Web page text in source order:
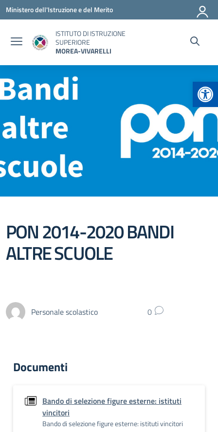
Vai ai contenuti
Vai al menu di navigazione
Vai al footer
Ministero dell'Istruzione e del Merito
ISTITUTO DI ISTRUZIONE
SUPERIORE
MOREA-VIVARELLI
PON 2014-2020 BANDI
ALTRE SCUOLE
Personale scolastico 0
Documenti
Bando di selezione figure esterne: istituti
vincitori
Bando di selezione figure esterne: istituti vincitori